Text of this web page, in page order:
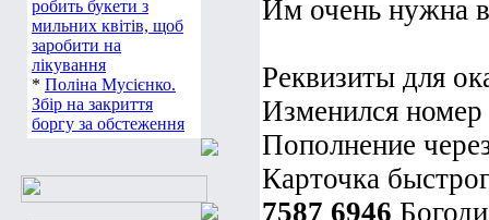
робить букети з
мильних квітів, щоб
заробити на
лікування
* Поліна Мусієнко.
Збір на закриття
боргу за обстеження
Им очень нужна
Реквизиты для
Изменился
Пополнение
Карточка
7587 6946